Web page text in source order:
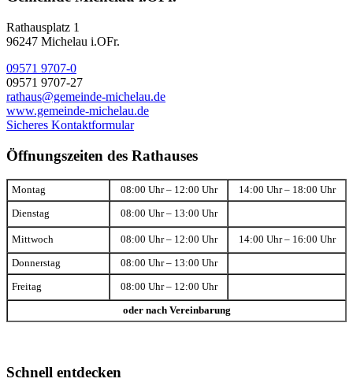
Rathausplatz 1
96247 Michelau i.OFr.
09571 9707-0
09571 9707-27
rathaus@gemeinde-michelau.de
www.gemeinde-michelau.de
Sicheres Kontaktformular
Öffnungszeiten des Rathauses
Montag 08:00 Uhr – 12:00 Uhr 14:00 Uhr – 18:00 Uhr
Dienstag 08:00 Uhr – 13:00 Uhr
Mittwoch 08:00 Uhr – 12:00 Uhr 14:00 Uhr – 16:00 Uhr
Donnerstag 08:00 Uhr – 13:00 Uhr
Freitag 08:00 Uhr – 12:00 Uhr
oder nach Vereinbarung
Schnell entdecken